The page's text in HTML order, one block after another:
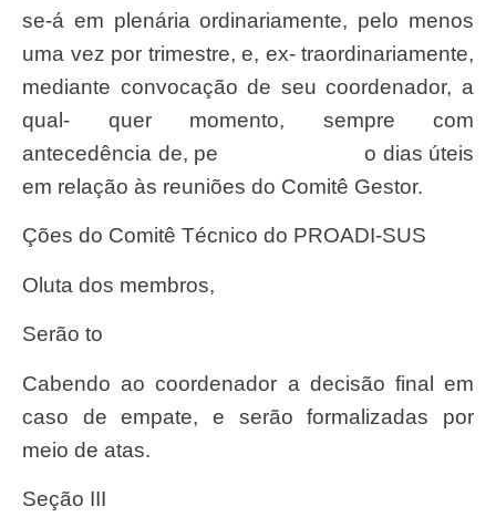
se-á em plenária ordinariamente, pelo menos
uma vez por trimestre, e, ex- traordinariamente,
mediante convocação de seu coordenador, a
qual- quer momento, sempre com
antecedência de, pe o dias úteis
em relação às reuniões do Comitê Gestor.
ções do Comitê Técnico do PROADI-SUS
oluta dos membros,
serão to
cabendo ao coordenador a decisão final em
caso de empate, e serão formalizadas por
meio de atas.
Seção III